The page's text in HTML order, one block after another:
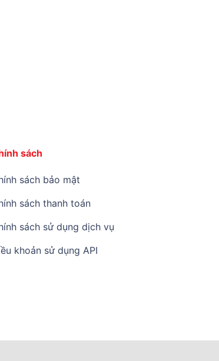
sách
sách bảo mật
sách thanh toán
sách sử dụng dịch vụ
khoản sử dụng API